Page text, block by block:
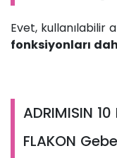
Evet, kullanılabilir
fonksiyonları
ADRIMISIN 10
FLAKON